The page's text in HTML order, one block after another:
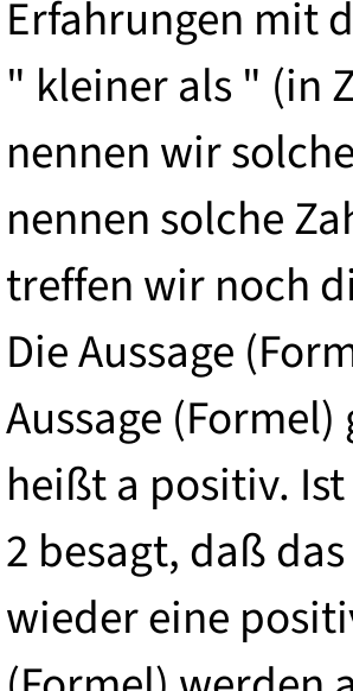
Erfahrungen mit
" kleiner als " (in
nennen wir
nennen solche
treffen wir noch
Die Aussage
Aussage
heißt a positiv.
2 besagt, daß
wieder eine